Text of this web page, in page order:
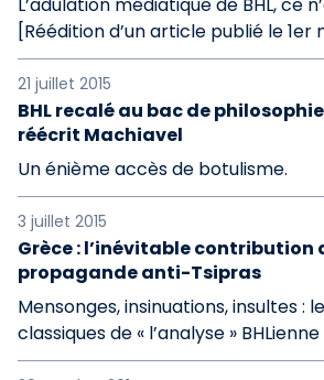
[Réédition d’un article publié le 1er
21 juillet 2015
BHL recalé au bac de
réécrit Machiavel
Un énième accès de botulisme.
3 juillet 2015
Grèce : l’inévitable contribution
propagande anti-Tsipras
Mensonges, insinuations, insultes :
classiques de « l’analyse »